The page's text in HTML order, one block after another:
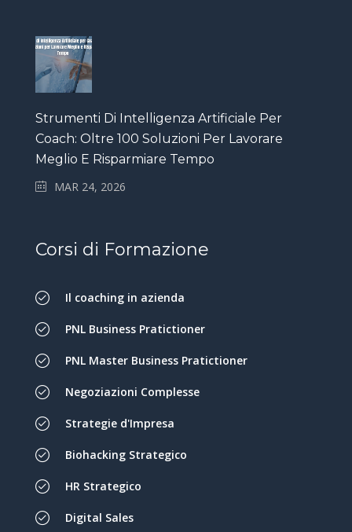
Strumenti Di Intelligenza Artificiale Per
Coach: Oltre 100 Soluzioni Per Lavorare
Meglio E Risparmiare Tempo
MAR 24, 2026
Corsi di Formazione
Il coaching in azienda
PNL Business Pratictioner
PNL Master Business Pratictioner
Negoziazioni Complesse
Strategie d'Impresa
Biohacking Strategico
HR Strategico
Digital Sales